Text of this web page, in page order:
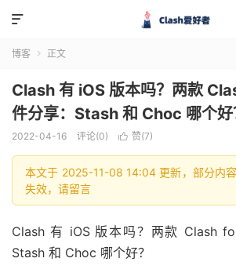

博客  正文
Clash 有 iOS 版本吗？两款
件分享：Stash 和 Choc 哪个好
2022-04-16 评论(0)  赞(7)
本文于 2025-11-08 14:04 更新，部分内
失效，请留言
Clash 有 iOS 版本吗？两款 Clash
Stash 和 Choc 哪个好？